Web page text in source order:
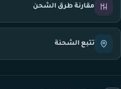
مقارنة طرق الشحن
تتبع الشحنة